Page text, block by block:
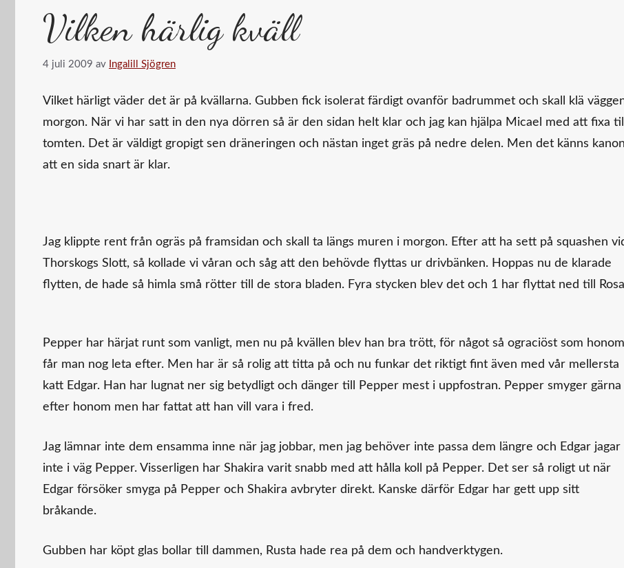
Vilken härlig kväll
4 juli 2009 av Ingalill Sjögren
Vilket härligt väder det är på kvällarna. Gubben fick isolerat färdigt ovanför badrummet och skall klä
morgon. När vi har satt in den nya dörren så är den sidan helt klar och jag kan hjälpa Micael med att fixa till
tomten. Det är väldigt gropigt sen dräneringen och nästan inget gräs på nedre delen. Men det känns kanon
att en sida snart är klar.
Jag klippte rent från ogräs på framsidan och skall ta längs muren i morgon. Efter att ha sett på squashen
Thorskogs Slott, så kollade vi våran och såg att den behövde flyttas ur drivbänken. Hoppas nu de klarade
flytten, de hade så himla små rötter till de stora bladen. Fyra stycken blev det och 1 har flyttat ned till
Pepper har härjat runt som vanligt, men nu på kvällen blev han bra trött, för något så ograciöst som honom
får man nog leta efter. Men har är så rolig att titta på och nu funkar det riktigt fint även med vår mellersta
katt Edgar. Han har lugnat ner sig betydligt och dänger till Pepper mest i uppfostran. Pepper smyger gärna
efter honom men har fattat att han vill vara i fred.
Jag lämnar inte dem ensamma inne när jag jobbar, men jag behöver inte passa dem längre och Edgar jagar
inte i väg Pepper. Visserligen har Shakira varit snabb med att hålla koll på Pepper. Det ser så roligt ut när
Edgar försöker smyga på Pepper och Shakira avbryter direkt. Kanske därför Edgar har gett upp sitt
bråkande.
Gubben har köpt glas bollar till dammen, Rusta hade rea på dem och handverktygen.